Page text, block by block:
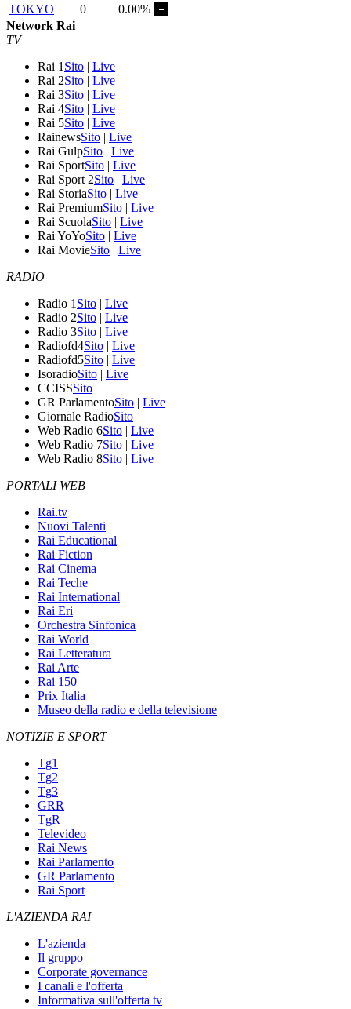
TOKYO
0
0.00%
Network Rai
TV
Rai 1 Sito | Live
Rai 2Sito | Live
Rai 3Sito | Live
Rai 4Sito | Live
Rai 5Sito | Live
RainewsSito | Live
Rai GulpSito | Live
Rai SportSito | Live
Rai Sport 2Sito | Live
Rai StoriaSito | Live
Rai PremiumSito | Live
Rai ScuolaSito | Live
Rai YoYoSito | Live
Rai MovieSito | Live
RADIO
Radio 1 Sito | Live
Radio 2Sito | Live
Radio 3Sito | Live
Radiofd4Sito | Live
Radiofd5Sito | Live
IsoradioSito | Live
CCISSSito
GR ParlamentoSito | Live
Giornale RadioSito
Web Radio 6Sito | Live
Web Radio 7Sito | Live
Web Radio 8Sito | Live
PORTALI WEB
Rai.tv
Nuovi Talenti
Rai Educational
Rai Fiction
Rai Cinema
Rai Teche
Rai International
Rai Eri
Orchestra Sinfonica
Rai World
Rai Letteratura
Rai Arte
Rai 150
Prix Italia
Museo della radio e della televisione
NOTIZIE E SPORT
Tg1
Tg2
Tg3
GRR
TgR
Televideo
Rai News
Rai Parlamento
GR Parlamento
Rai Sport
L'AZIENDA RAI
L'azienda
Il gruppo
Corporate governance
I canali e l'offerta
Informativa sull'offerta tv